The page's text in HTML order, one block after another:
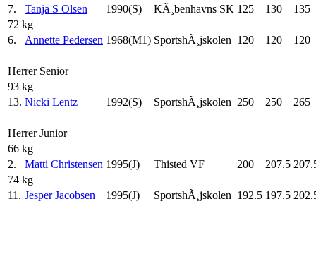
7.
Tanja S Olsen 1990(S) KÃ¸benhavns SK 125 130
135
72 kg
6.
Annette Pedersen 1968(M1) SportshÃ¸jskolen 120 120 120
Herrer Senior
93 kg
13. Nicki Lentz 1992(S) SportshÃ¸jskolen 250 250 265
Herrer Junior
66 kg
2.
Matti Christensen 1995(J) Thisted VF 200 207.5
74 kg
11. Jesper Jacobsen 1995(J) SportshÃ¸jskolen 192.5 197.5